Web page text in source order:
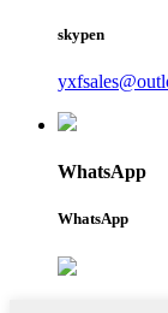
skypen
WhatsApp
WhatsApp